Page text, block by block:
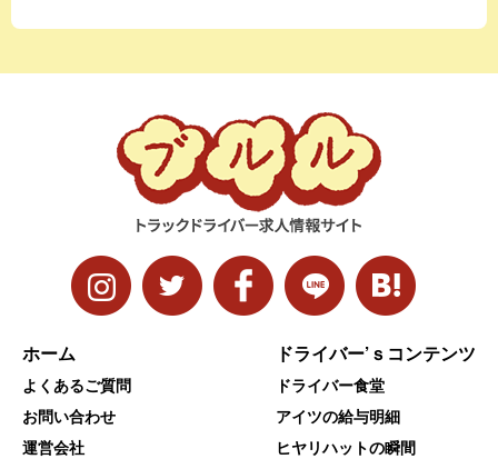
ホーム
よくあるご質問
お問い合わせ
運営会社
ドライバー’ｓコンテンツ
ドライバー食堂
アイツの給与明細
ヒヤリハットの瞬間